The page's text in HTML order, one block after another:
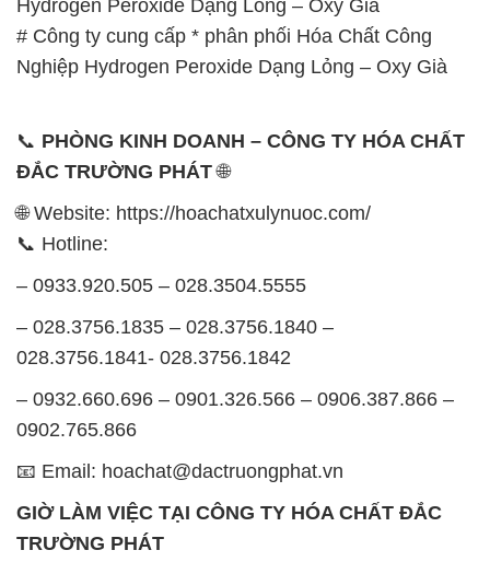
0902.765.866
📧 Email: hoachat@dactruongphat.vn
TRƯỜNG PHÁT
Thời gian làm việctại Hóa Chất Đắc Trường Phát
được tổ chức như sau:
Thứ 2 đến thứ 6: Buổi sáng: từ 8h đến 11h – Buổi
chiều: từ 12h30 đến 17h
Thứ 7: Buổi sáng: từ 8h đến 11h – Buổi chiều: từ
12h30 đến 16h
Chủ nhật: Nghỉ chủ nhật hàng tuần
Chúng tôi rất trân trọng thời gian và cam kết tuân
thủ giờ làm việc để đảm bảo sự hỗ trợ tốt nhất cho
khách hàng và đảm bảo hiệu suất công việc cao
nhất của nhân viên.